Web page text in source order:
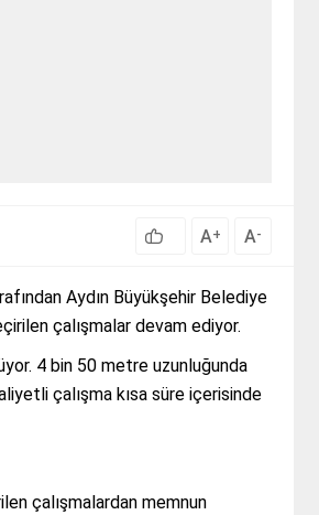
A+ A-
Aydın Büyükşehir Belediye
çalışmalar devam ediyor.
4 bin 50 metre uzunluğunda
çalışma kısa süre içerisinde
çalışmalardan memnun